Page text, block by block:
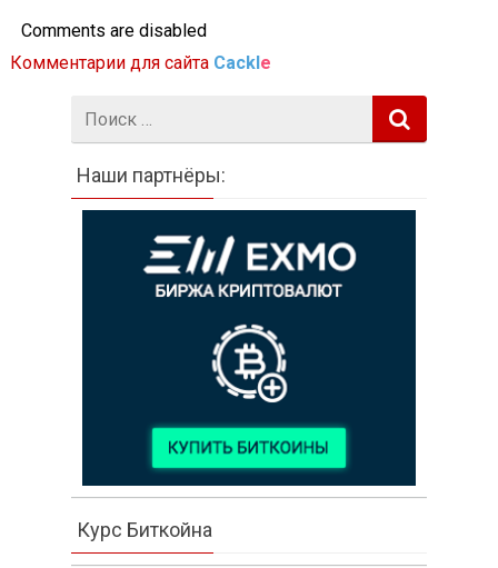
Comments are disabled
Комментарии для сайта Cackle
Наши партнёры:
Курс Биткойна